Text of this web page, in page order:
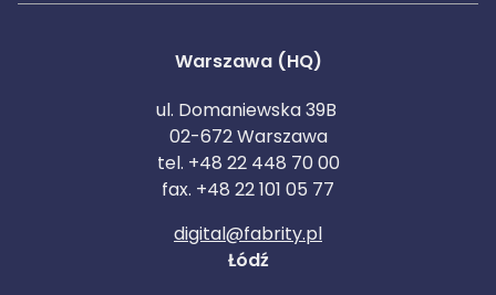
Warszawa (HQ)
ul. Domaniewska 39B
02-672 Warszawa
tel. +48 22 448 70 00
fax. +48 22 101 05 77
digital@fabrity.pl
Łódź